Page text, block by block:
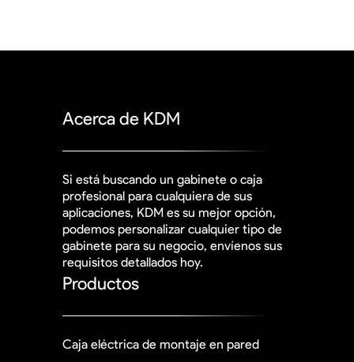
Acerca de KDM
Si está buscando un gabinete o caja
profesional para cualquiera de sus
aplicaciones, KDM es su mejor opción,
podemos personalizar cualquier tipo de
gabinete para su negocio, envíenos sus
requisitos detallados hoy.
Productos
Caja eléctrica de montaje en pared